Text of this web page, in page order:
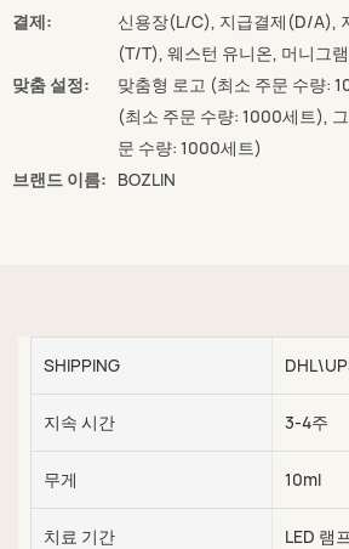
결제:
신용장(L/C), 지급결제(D/A),
(T/T), 웨스턴 유니온, 머니그
맞춤 설정:
맞춤형 로고 (최소 주문 수량:
(최소 주문 수량: 1000세트),
문 수량: 1000세트)
브랜드 이름: BOZLIN
SHIPPING
지속 시간 3-4주
무게 10ml
치료 기간 LED 램